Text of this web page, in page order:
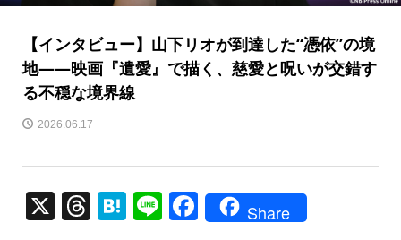
【インタビュー】山下リオが到達した“憑依”の境
地――映画『遺愛』で描く、慈愛と呪いが交錯す
る不穏な境界線
2026.06.17
X
T
H
Li
F
Share